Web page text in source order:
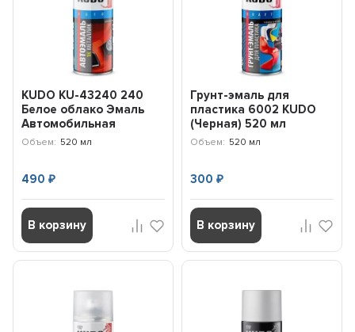
KUDO KU-43240 240
Белое облако Эмаль
Автомобильная
(аэрозоль) (520 мл)
Объем: 520 мл
490₽
В корзину
Грунт-эмаль для
пластика 6002 KUDO
(Черная) 520 мл
KU6002
Объем: 520 мл
300 ₽
В корзину